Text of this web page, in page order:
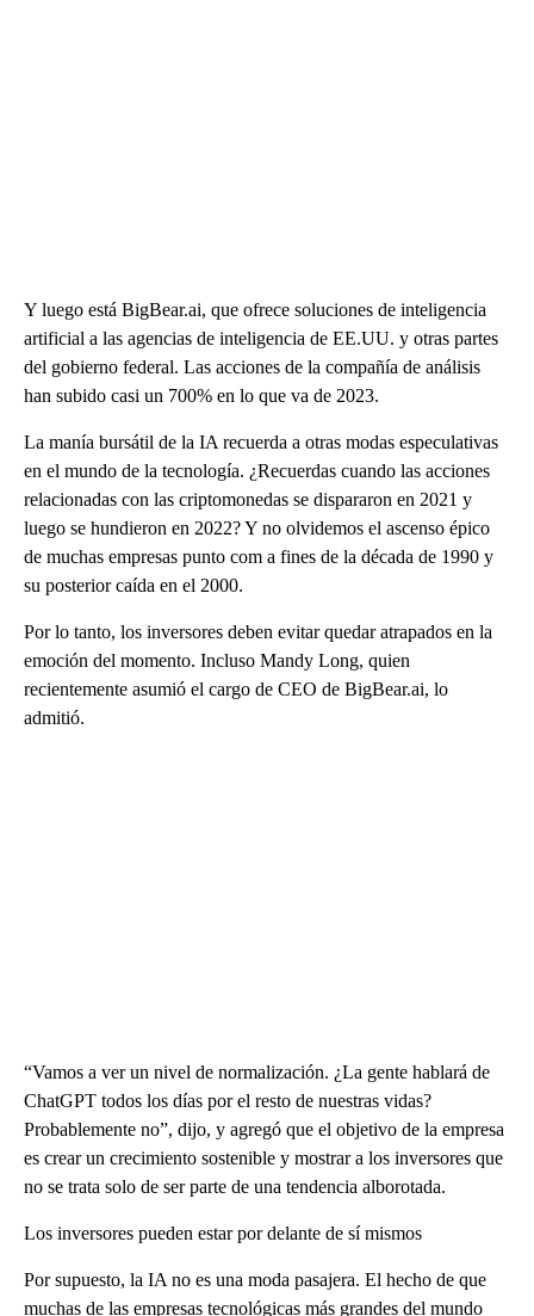
Y luego está BigBear.ai, que ofrece soluciones de inteligencia
artificial a las agencias de inteligencia de EE.UU. y otras partes
del gobierno federal. Las acciones de la compañía de análisis
han subido casi un 700% en lo que va de 2023.
La manía bursátil de la IA recuerda a otras modas especulativas
en el mundo de la tecnología. ¿Recuerdas cuando las acciones
relacionadas con las criptomonedas se dispararon en 2021 y
luego se hundieron en 2022? Y no olvidemos el ascenso épico
de muchas empresas punto com a fines de la década de 1990 y
su posterior caída en el 2000.
Por lo tanto, los inversores deben evitar quedar atrapados en la
emoción del momento. Incluso Mandy Long, quien
recientemente asumió el cargo de CEO de BigBear.ai, lo
admitió.
“Vamos a ver un nivel de normalización. ¿La gente hablará de
ChatGPT todos los días por el resto de nuestras vidas?
Probablemente no”, dijo, y agregó que el objetivo de la empresa
es crear un crecimiento sostenible y mostrar a los inversores que
no se trata solo de ser parte de una tendencia alborotada.
Los inversores pueden estar por delante de sí mismos
Por supuesto, la IA no es una moda pasajera. El hecho de que
muchas de las empresas tecnológicas más grandes del mundo